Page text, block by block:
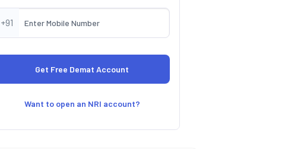
+91
Want to open an NRI account?